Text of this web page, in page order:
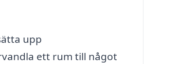
upp
ett rum till något